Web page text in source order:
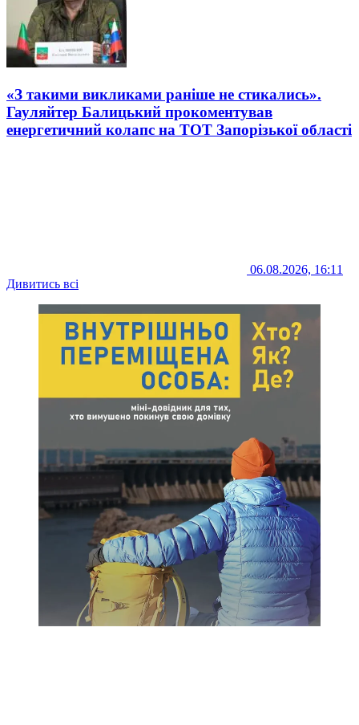
«З такими викликами раніше не стикались».
Гауляйтер Балицький прокоментував
енергетичний колапс на ТОТ Запорізької області
06.08.2026, 16:11
Дивитись всі